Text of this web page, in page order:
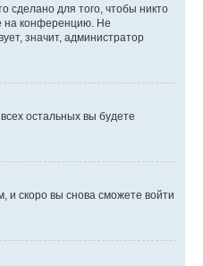
сделано для того, чтобы никто
на конференцию. Не
значит, администратор
остальных вы будете
и скоро вы снова сможете войти